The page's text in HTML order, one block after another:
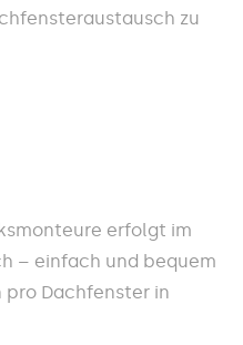
zu
erfolgt im
– einfach und bequem
pro Dachfenster in